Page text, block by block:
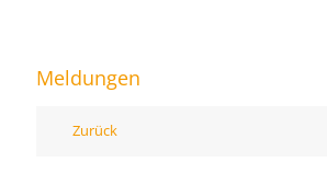
Meldungen
Zurück